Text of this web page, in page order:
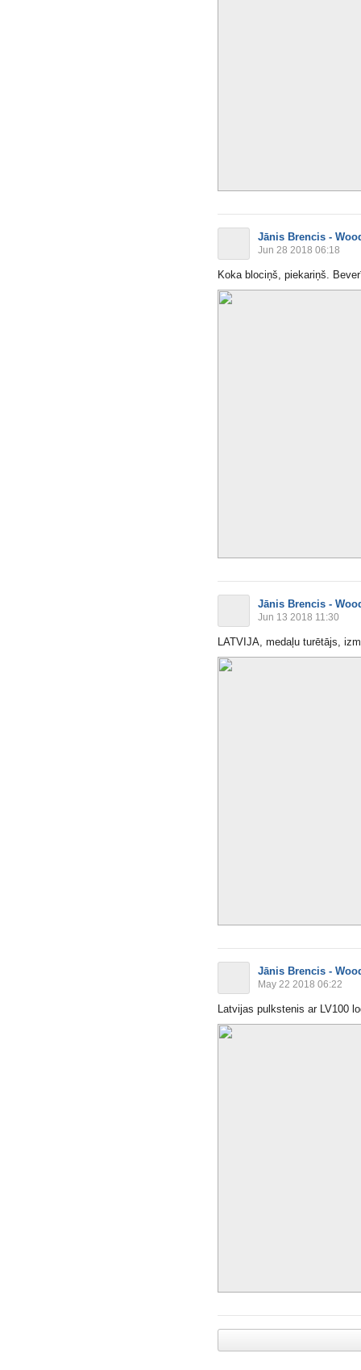
Jānis Brencis -
Jun 28 2018 06:18
Koka blociņš, piekariņš.
Jānis Brencis -
Jun 13 2018 11:30
LATVIJA, medaļu turētājs,
Jānis Brencis -
May 22 2018 06:22
Latvijas pulkstenis ar LV100